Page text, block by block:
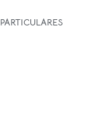
PARTICULARES